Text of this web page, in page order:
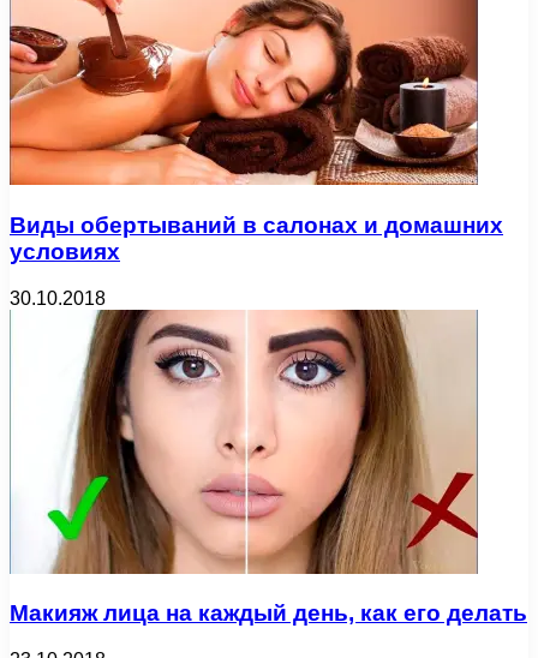
Виды обертываний в салонах и домашних
условиях
30.10.2018
Макияж лица на каждый день, как его делать